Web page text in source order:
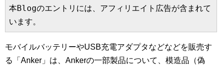
本Blogのエントリには、アフィリエイト広告が含まれて
います。
モバイルバッテリーやUSB充電アダプタなどなどを販売す
る「Anker」は、Ankerの一部製品について、模造品（偽